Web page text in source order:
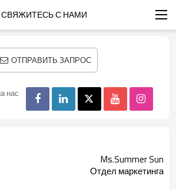
СВЯЖИТЕСЬ С НАМИ
ОТПРАВИТЬ ЗАПРОС
нас
Ms.Summer Sun
Отдел маркетинга